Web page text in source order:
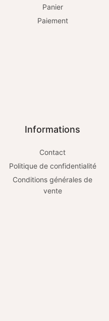
Panier
Paiement
Informations
Contact
Politique de confidentialité
Conditions générales de
vente